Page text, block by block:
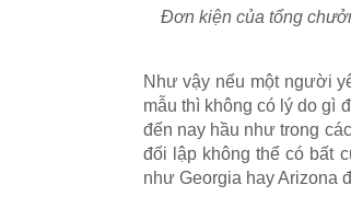
Đơn kiện của tổng
Như vậy nếu một người
mẫu thì không có lý do gì
đến nay hầu như trong
đối lập không thể có bất
như Georgia hay Arizona